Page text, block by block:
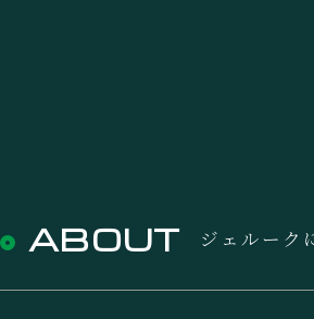
ABOUT ジェルーク